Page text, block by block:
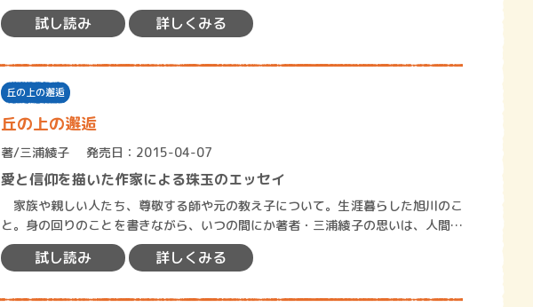
辿った感動の伝記小説。 明治三十一…
試し読み 詳しくみる
丘の上の邂逅
丘の上の邂逅
著/三浦綾子 発売日：2015-04-07
愛と信仰を描いた作家による珠玉のエッセイ
家族や親しい人たち、尊敬する師や元の教え子について。生涯暮らした旭川のこ
と。身の回りのことを書きながら、いつの間にか著者・三浦綾子の思いは、人間誰
持つが持つであろう悩みや至らなさに話が…
試し読み 詳しくみる